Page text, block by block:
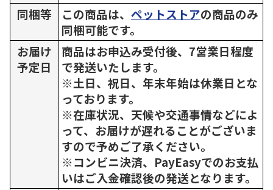
同梱等
この商品は、 ペットストアの商品のみ
同梱可能です。
お届け
予定日
商品はお申込み受付後、7営業日程度
で発送いたします。
※土日、祝日、年末年始は休業日とな
っております。
※在庫状況、天候や交通事情などによ
って、お届けが遅れることがございま
すので予めご了承ください。
※コンビニ決済、PayEasyでのお支払
いはご入金確認後の発送となります。